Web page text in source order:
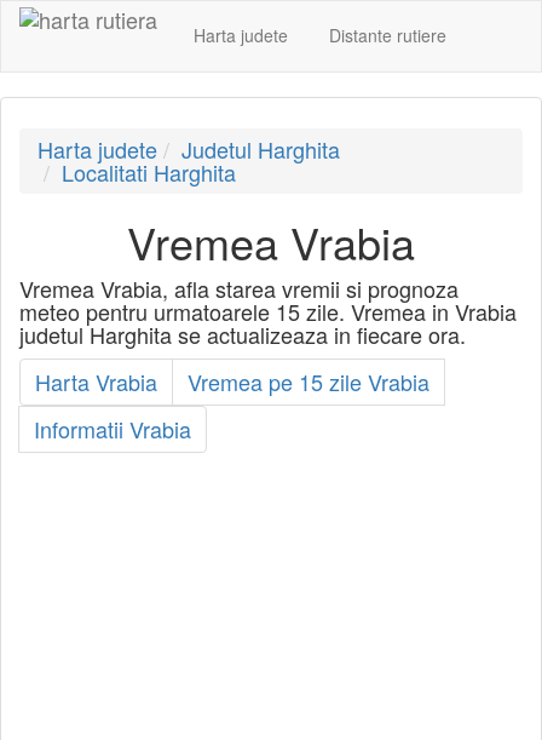
Harta judete Distante rutiere
Harta judete Judetul Harghita
Localitati Harghita
Vremea Vrabia
Vremea Vrabia, afla starea vremii si prognoza
meteo pentru urmatoarele 15 zile. Vremea in Vrabia
judetul Harghita se actualizeaza in fiecare ora.
Harta Vrabia
Vremea pe 15 zile Vrabia
Informatii Vrabia